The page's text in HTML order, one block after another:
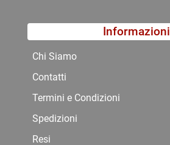
Informazioni
Chi Siamo
Contatti
Termini e Condizioni
Spedizioni
Resi